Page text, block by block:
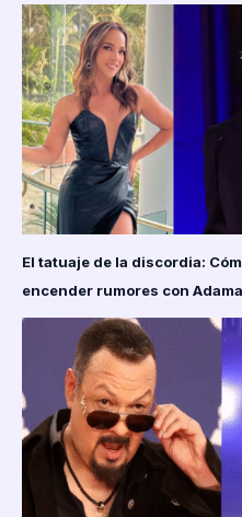
a
encender
rumores
con
Adamari
López
tras
video
viral
El tatuaje de la discordia:
encender rumores con